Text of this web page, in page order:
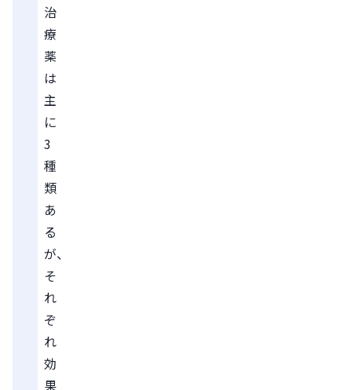
治
療
薬
は
主
に
3
種
類
あ
る
が、
そ
れ
ぞ
れ
効
果